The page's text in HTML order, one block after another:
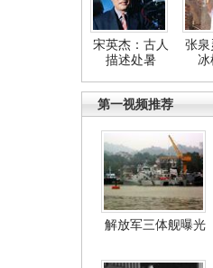
宋英杰：古人
描述处暑
张泉
第一视频推荐
解放军三体舰曝光